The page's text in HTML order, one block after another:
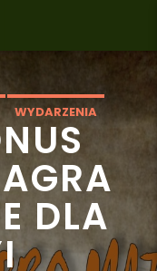
WYDARZENIA
DLA